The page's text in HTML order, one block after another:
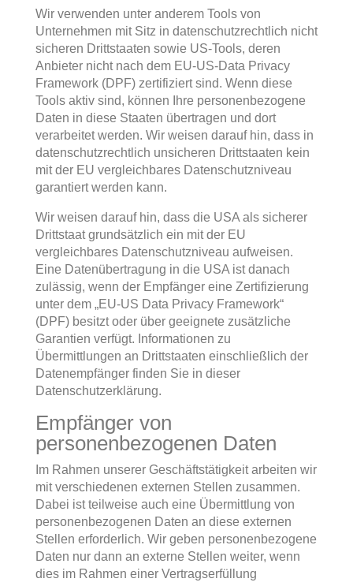
Wir verwenden unter anderem Tools von
Unternehmen mit Sitz in datenschutzrechtlich nicht
sicheren Drittstaaten sowie US-Tools, deren
Anbieter nicht nach dem EU-US-Data Privacy
Framework (DPF) zertifiziert sind. Wenn diese
Tools aktiv sind, können Ihre personenbezogene
Daten in diese Staaten übertragen und dort
verarbeitet werden. Wir weisen darauf hin, dass in
datenschutzrechtlich unsicheren Drittstaaten kein
mit der EU vergleichbares Datenschutzniveau
garantiert werden kann.
Wir weisen darauf hin, dass die USA als sicherer
Drittstaat grundsätzlich ein mit der EU
vergleichbares Datenschutzniveau aufweisen.
Eine Datenübertragung in die USA ist danach
zulässig, wenn der Empfänger eine Zertifizierung
unter dem „EU-US Data Privacy Framework“
(DPF) besitzt oder über geeignete zusätzliche
Garantien verfügt. Informationen zu
Übermittlungen an Drittstaaten einschließlich der
Datenempfänger finden Sie in dieser
Datenschutzerklärung.
Empfänger von
personenbezogenen Daten
Im Rahmen unserer Geschäftstätigkeit arbeiten wir
mit verschiedenen externen Stellen zusammen.
Dabei ist teilweise auch eine Übermittlung von
personenbezogenen Daten an diese externen
Stellen erforderlich. Wir geben personenbezogene
Daten nur dann an externe Stellen weiter, wenn
dies im Rahmen einer Vertragserfüllung